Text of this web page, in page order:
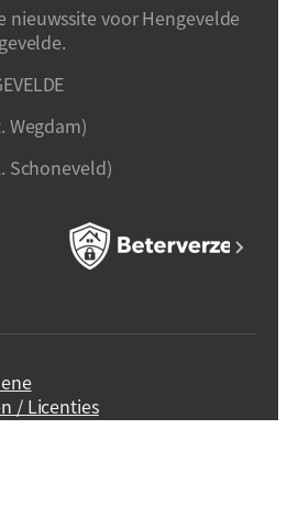
nieuwssite voor Hengevelde
Wegdam)
Schoneveld)
/ Licenties